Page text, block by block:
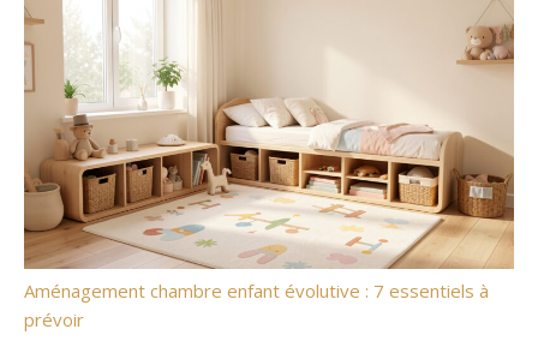
Aménagement chambre enfant évolutive : 7 essentiels à
prévoir